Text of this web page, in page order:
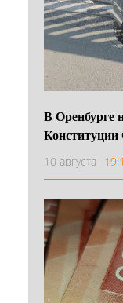
В Оренбурге
10 августа